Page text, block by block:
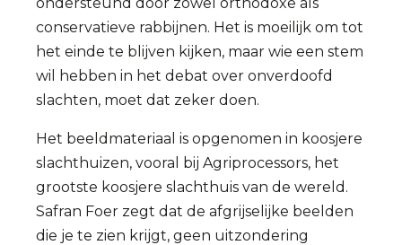
conservatieve rabbijnen. Het is moeilijk om tot
het einde te blijven kijken, maar wie een stem
wil hebben in het debat over onverdoofd
slachten, moet dat zeker doen.
Het beeldmateriaal is opgenomen in koosjere
slachthuizen, vooral bij Agriprocessors, het
grootste koosjere slachthuis van de wereld.
Safran Foer zegt dat de afgrijselijke beelden
die je te zien krijgt, geen uitzondering